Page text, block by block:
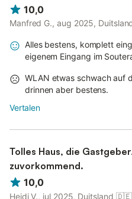
10,0
Manfred G., aug 2025,
Alles bestens, komplett
eigenem Eingang im
WLAN etwas schwach auf
drinnen aber bestens.
Vertalen
Tolles Haus, die
zuvorkommend.
10,0
Heidi V., jul 2025, Duitsland 🇩🇪